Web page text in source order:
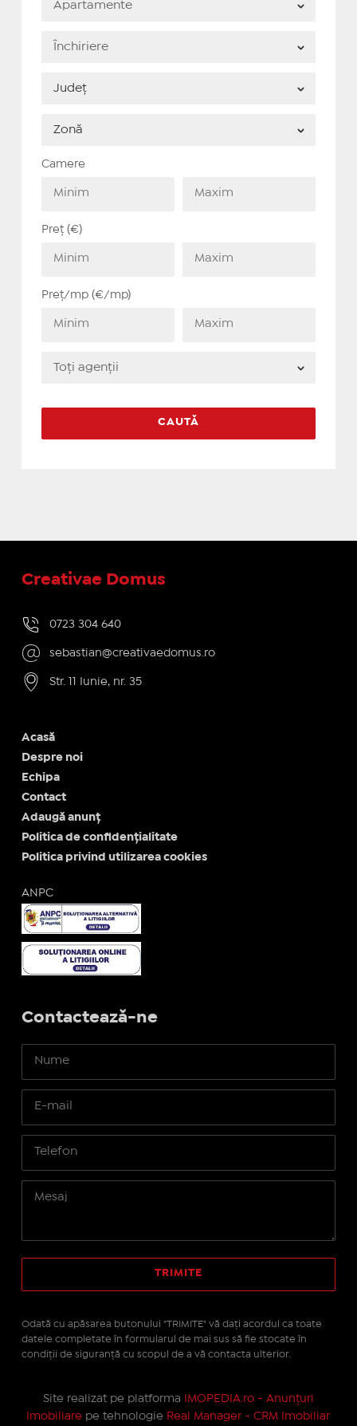
Camere
Preț (€)
Preț/mp (€/mp)
Creativae Domus
0723 304 640
sebastian@creativaedomus.ro
Str. 11 Iunie, nr. 35
Acasă
Despre noi
Echipa
Contact
Adaugă anunț
Politica de confidențialitate
Politica privind utilizarea cookies
ANPC
Contactează-ne
Odată cu apăsarea butonului "TRIMITE" vă daţi acordul ca toate
datele completate în formularul de mai sus să fie stocate în
condiţii de siguranţă cu scopul de a vă contacta ulterior.
Site realizat pe platforma
IMOPEDIA.ro - Anunțuri
Imobiliare pe tehnologie Real Manager - CRM Imobiliar